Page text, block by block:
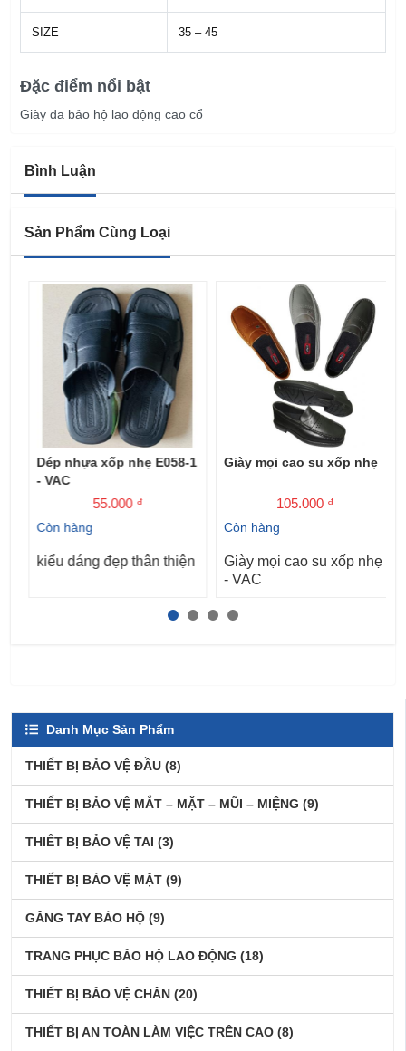
Danh Mục Sản Phẩm
THIẾT BỊ BẢO VỆ ĐẦU (8)
THIẾT BỊ BẢO VỆ MẮT – MẶT – MŨI – MIỆNG (9)
THIẾT BỊ BẢO VỆ TAI (3)
THIẾT BỊ BẢO VỆ MẶT (9)
GĂNG TAY BẢO HỘ (9)
TRANG PHỤC BẢO HỘ LAO ĐỘNG (18)
THIẾT BỊ BẢO VỆ CHÂN (20)
THIẾT BỊ AN TOÀN LÀM VIỆC TRÊN CAO (8)
SIZE 35 – 45
Đặc điểm nổi bật
Giày da bảo hộ lao động cao cổ
Bình Luận
Sản Phẩm Cùng Loại
Dép nhựa xốp nhẹ E058-1
- VAC
55.000 ₫
Còn hàng
kiểu dáng đẹp thân thiện
Giày mọi cao su xốp nhẹ
105.000 ₫
Còn hàng
Giày mọi cao su xốp nhẹ
- VAC